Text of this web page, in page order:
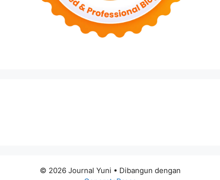
© 2026 Journal Yuni • Dibangun dengan